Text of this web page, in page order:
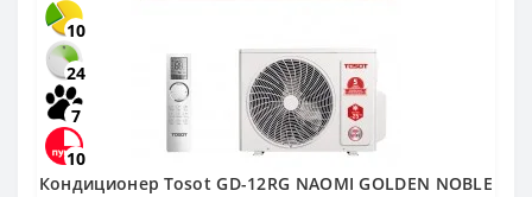
10
24
7
10
Кондиционер Tosot GD-12RG NAOMI GOLDEN NOBLE